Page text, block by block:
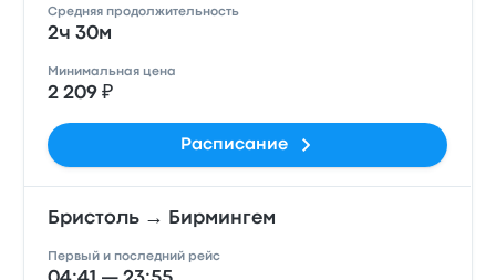
Средняя продолжительность
2ч 30м
Минимальная цена
2 209 ₽
Расписание
Бристоль → Бирмингем
Первый и последний рейс